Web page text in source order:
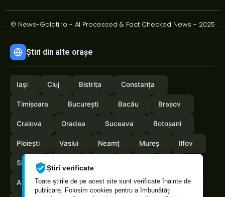
Știri verificate
Toate știrile de pe acest site sunt verificate înainte de
publicare. Folosim cookies pentru a îmbunătăți
© News-Galati.ro - AI Processed & Fact Checked News - 2025
Știri din alte orașe
Iași Cluj Bistrița Constanța
Timișoara București Bacău Brașov
Craiova Oradea Suceava Botoșani
Ploiești Vaslui Neamț Mureș Ilfov
Sibiu
Arges Maramures Vrancea Satumare